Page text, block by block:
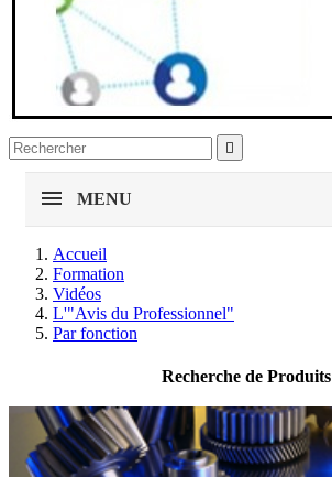

MENU
Accueil
Formation
Vidéos
L'"Avis du Professionnel"
Par fonction
Recherche de Produits